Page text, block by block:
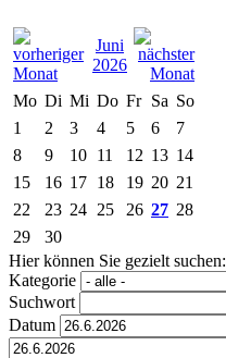
Juni
2026
Mo Di Mi Do Fr Sa So
1
2 3 4 5 6
7
8
9 10 11 12 13 14
15
16 17 18 19 20 21
22
23 24 25 26 27 28
29
30
Hier können Sie gezielt suchen:
Kategorie
Suchwort
Datum